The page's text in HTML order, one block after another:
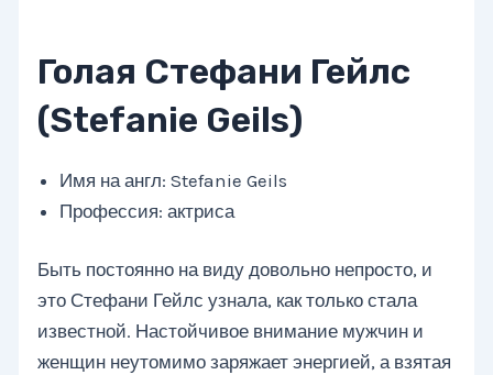
Голая Стефани Гейлс
(Stefanie Geils)
Имя на англ: Stefanie Geils
Профессия: актриса
Быть постоянно на виду довольно непросто, и
это Стефани Гейлс узнала, как только стала
известной. Настойчивое внимание мужчин и
женщин неутомимо заряжает энергией, а взятая